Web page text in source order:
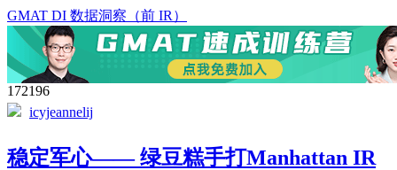
GMAT DI 数据洞察（前 IR）
172196
icyjeannelij
稳定军心—— 绿豆糕手打Manhattan IR